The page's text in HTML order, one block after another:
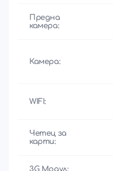
Предна
камера:
Камера:
WIFI:
Четец за
карти:
3G Модул: